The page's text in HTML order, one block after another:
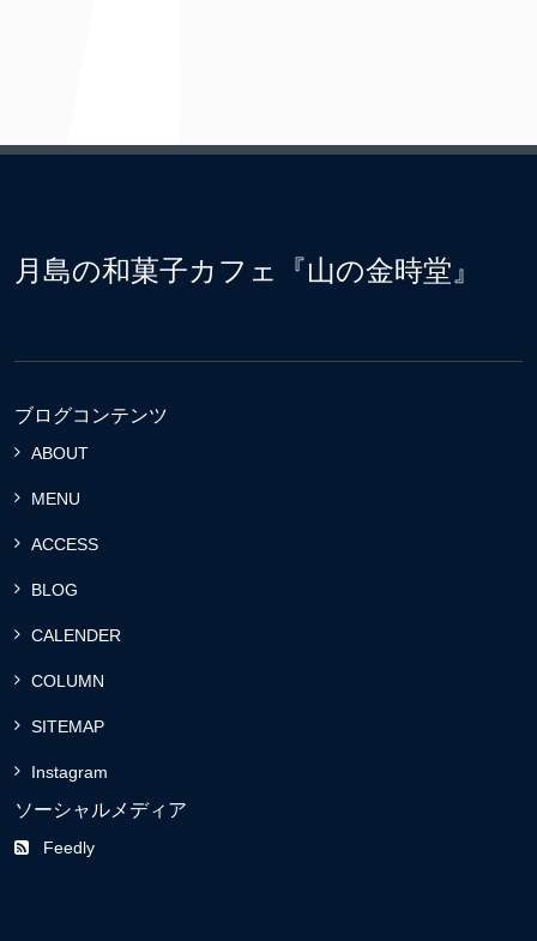
月島の和菓子カフェ『山の金時堂』
ブログコンテンツ
ABOUT
MENU
ACCESS
BLOG
CALENDER
COLUMN
SITEMAP
Instagram
ソーシャルメディア
Feedly